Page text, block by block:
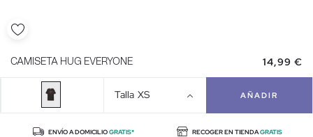
CAMISETA HUG EVERYONE 14,99 €
Talla XS AÑADIR
ENVÍO A DOMICILIOGRATIS* RECOGER EN TIENDAGRATIS